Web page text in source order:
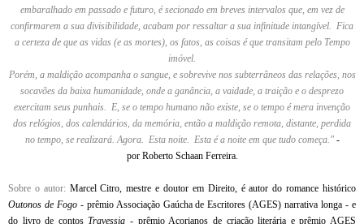
embaralhado em passado e futuro, é secionado em breves intervalos que, em vez de
confirmarem a sua divisibilidade, acabam por ressaltar a sua infinitude intangível. Fica
a certeza de que as vidas (e as mortes), os fatos, as coisas é que transitam pelo Tempo
imóvel.
Porém, a maldição acompanha o sangue, e sobrevive nos subterrâneos das relações, nos
socavões da baixa humanidade, onde a ganância, a vaidade, a traição e o desprezo
exercitam seus punhais. E, se o tempo humano não existe, se o tempo é mera invenção
dos relógios, dos calendários, da memória, então a maldição remota, distante, perdida
no tempo, se realizará. Agora. Esta noite. Esta é a noite em que tudo começa." -
por Roberto Schaan Ferreira.
Sobre o autor: Marcel Citro, mestre e doutor em Direito, é autor do romance histórico
Outonos de Fogo- prêmio Associação Gaúcha de Escritores (AGES) narrativa longa - e
do livro de contosTravessia- prêmio Açorianos de criação literária e prêmio AGES